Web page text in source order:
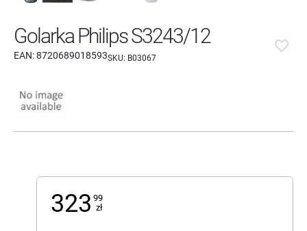
Golarka Philips S3243/12
EAN:8720689018593SKU: B03067
favorite_border
323 99
zł